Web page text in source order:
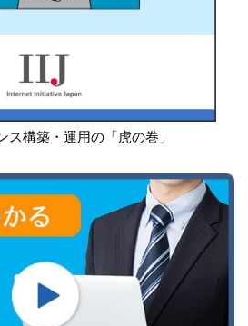
ス構築・運用の「虎の巻」